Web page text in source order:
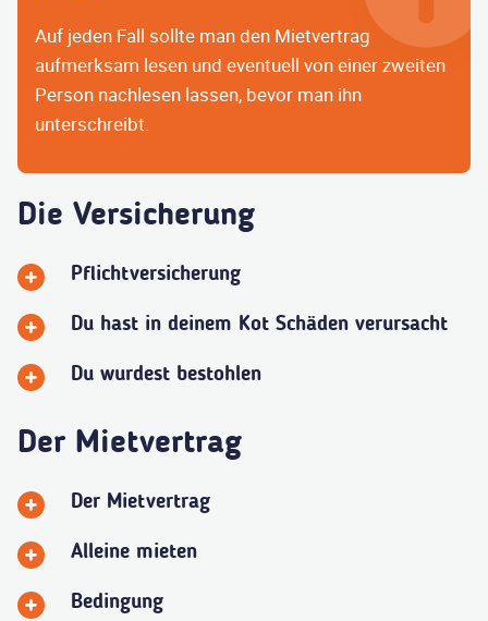
Auf jeden Fall sollte man den Mietvertrag
aufmerksam lesen und eventuell von einer zweiten
Person nachlesen lassen, bevor man ihn
unterschreibt.
Die Versicherung
Pflichtversicherung
Du hast in deinem Kot Schäden verursacht
Du wurdest bestohlen
Der Mietvertrag
Der Mietvertrag
Alleine mieten
Bedingung